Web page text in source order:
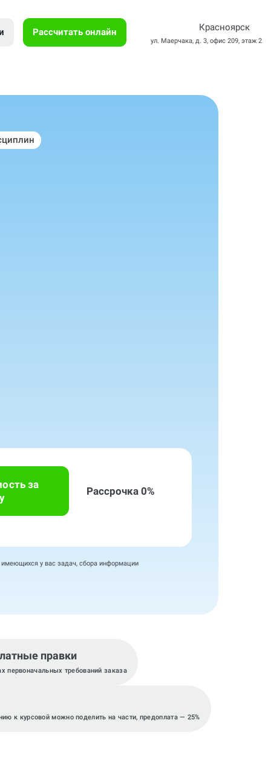
Рассчитать онлайн Красноярск
ул. Маерчака, д. 3, офис 209, этаж 2
за
Рассрочка 0%
имеющихся у вас задач, сбора информации
правки
первоначальных требований заказа
к курсовой можно поделить на части, предоплата — 25%